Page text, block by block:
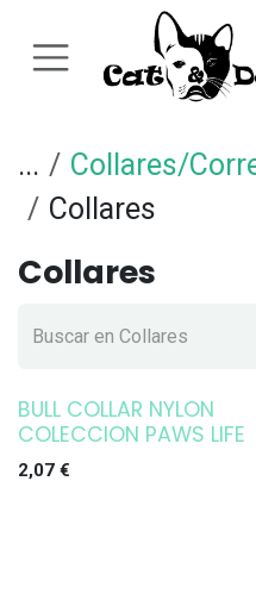
...
Collares/
Collares
Collares
BULL COLLAR NYLON
COLECCION PAWS LIFE
2,07 €